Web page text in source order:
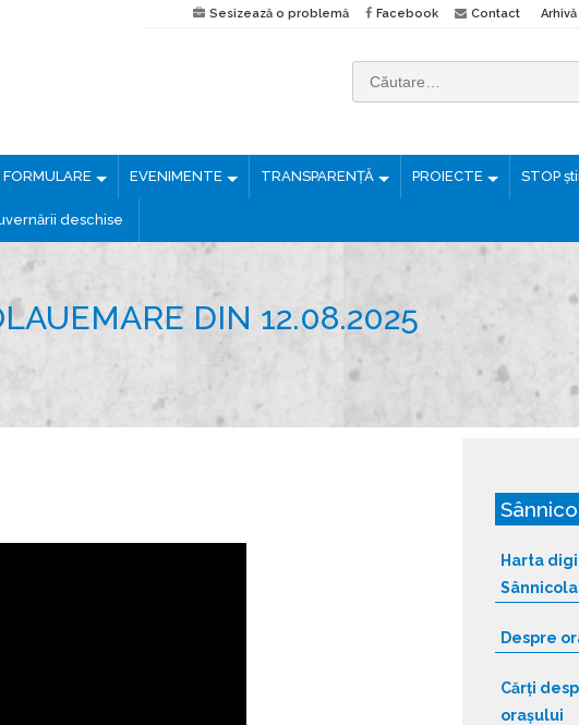
Sesizează o problemă Facebook Contact Arhivă
t
ă
FORMULARE EVENIMENTE TRANSPARENȚĂ PROIECTE STOP
deschise
DIN 12.08.2025
Harta
Despre
Cărți
orașului